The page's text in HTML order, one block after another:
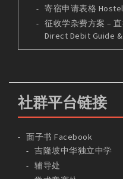
寄宿申请表格
征收学杂费方案 –
Direct Debit Guide
社群平台链接
面子书 Facebook
吉隆坡中华独立中学
辅导处